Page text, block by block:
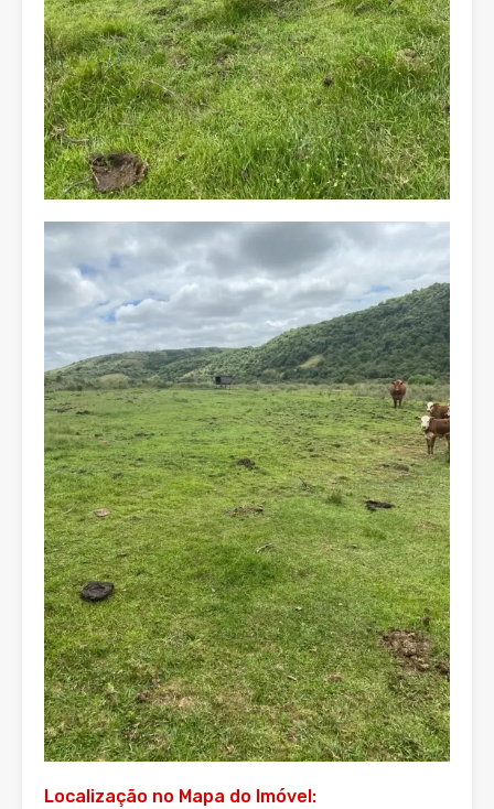
Localização no Mapa do Imóvel: